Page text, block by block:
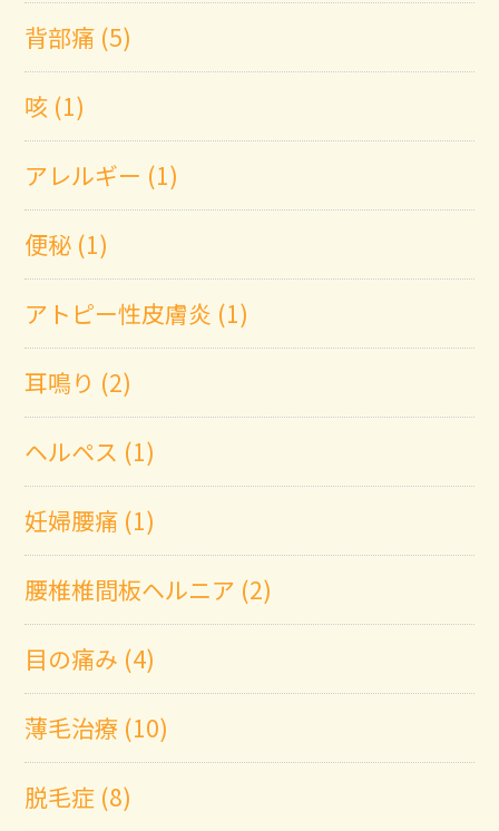
背部痛 (5)
咳 (1)
アレルギー (1)
便秘 (1)
アトピー性皮膚炎 (1)
耳鳴り (2)
ヘルペス (1)
妊婦腰痛 (1)
腰椎椎間板ヘルニア (2)
目の痛み (4)
薄毛治療 (10)
脱毛症 (8)